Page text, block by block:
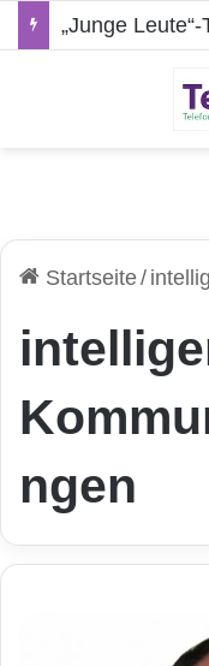
Startseite/
ngen